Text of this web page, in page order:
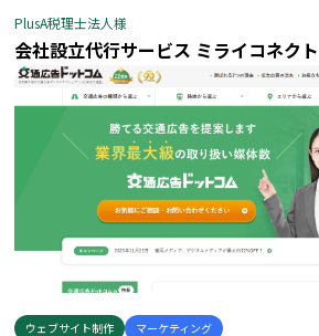
PlusA税理士法人様
会社設立代行サービス ミライコネクト
ウェブサイト制作 マーケティング